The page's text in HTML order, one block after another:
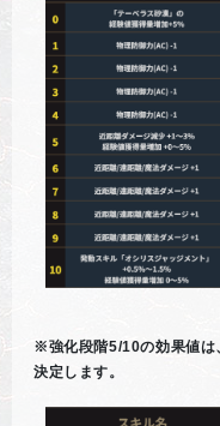
※強化段階5/10の効果値は
決定します。